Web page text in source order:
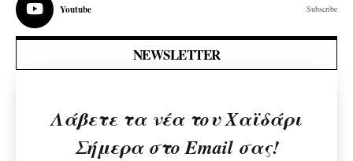
Youtube Subscribe
NEWSLETTER
Λάβετε τα νέα του Χαϊδάρι
Σήμερα στο Email σας!